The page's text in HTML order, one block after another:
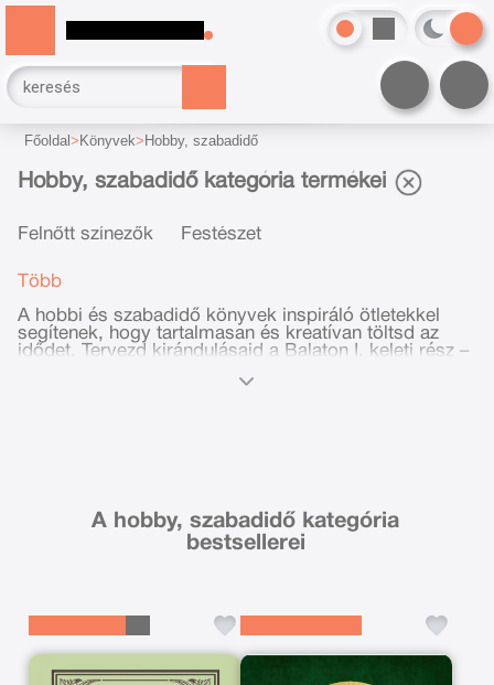
Főoldal Könyvek Hobby, szabadidő
Hobby, szabadidő kategória termékei
Felnőtt színezők Festészet
Több
A hobbi és szabadidő könyvek inspiráló ötletekkel
segítenek, hogy tartalmasan és kreatívan töltsd az
idődet. Tervezd kirándulásaid a Balaton I. keleti rész –
segítségével, fejleszd tudásod a Győzelem a sakkban
A hobby, szabadidő kategória
bestsellerei